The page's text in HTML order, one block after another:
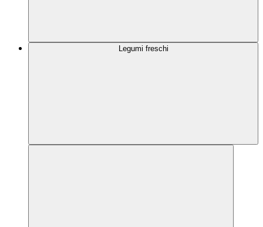
Legumi freschi